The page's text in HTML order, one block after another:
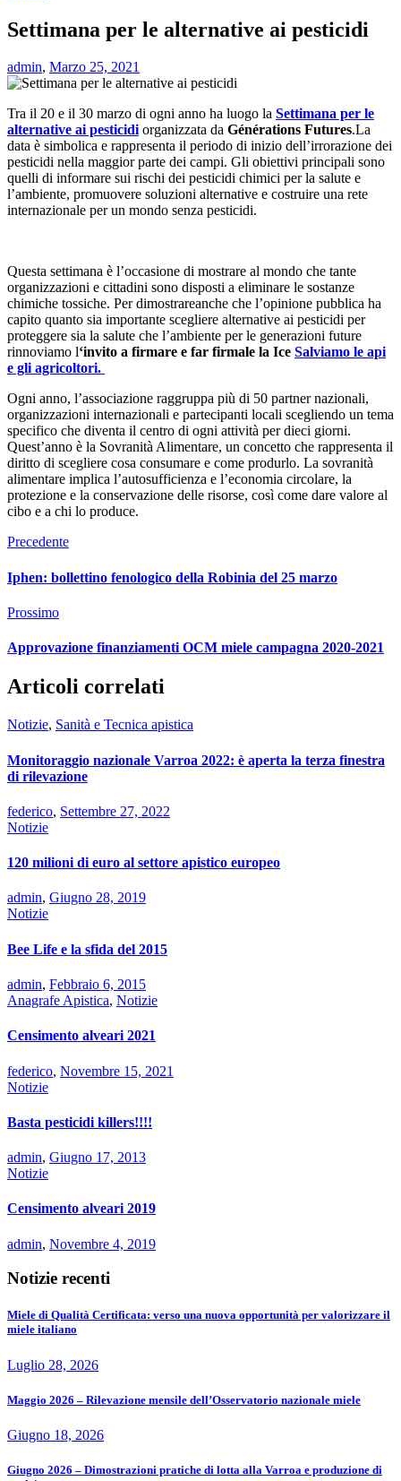
Settimana per le alternative ai pesticidi
admin, Marzo 25, 2021
Tra il 20 e il 30 marzo di ogni anno ha luogo la Settimana per le
alternative ai pesticidiorganizzata da Générations Futures.La
data è simbolica e rappresenta il periodo di inizio dell’irrorazione dei
pesticidi nella maggior parte dei campi. Gli obiettivi principali sono
quelli di informare sui rischi dei pesticidi chimici per la salute e
l’ambiente, promuovere soluzioni alternative e costruire una rete
internazionale per un mondo senza pesticidi.
Questa settimana è l’occasione di mostrare al mondo che tante
organizzazioni e cittadini sono disposti a eliminare le sostanze
chimiche tossiche. Per dimostrareanche che l’opinione pubblica ha
capito quanto sia importante scegliere alternative ai pesticidi per
proteggere sia la salute che l’ambiente per le generazioni future
rinnoviamo l‘invito a firmare e far firmale la Ice Salviamo le api
e gli agricoltori.
Ogni anno, l’associazione raggruppa più di 50 partner nazionali,
organizzazioni internazionali e partecipanti locali scegliendo un tema
specifico che diventa il centro di ogni attività per dieci giorni.
Quest’anno è la Sovranità Alimentare, un concetto che rappresenta il
diritto di scegliere cosa consumare e come produrlo. La sovranità
alimentare implica l’autosufficienza e l’economia circolare, la
protezione e la conservazione delle risorse, così come dare valore al
cibo e a chi lo produce.
Precedente
Iphen: bollettino fenologico della Robinia del 25 marzo
Prossimo
Approvazione finanziamenti OCM miele campagna 2020-2021
Articoli correlati
Notizie, Sanità e Tecnica apistica
Monitoraggio nazionale Varroa 2022: è aperta la terza finestra
di rilevazione
federico, Settembre 27, 2022
Notizie
120 milioni di euro al settore apistico europeo
admin, Giugno 28, 2019
Notizie
Bee Life e la sfida del 2015
admin, Febbraio 6, 2015
Anagrafe Apistica, Notizie
Censimento alveari 2021
federico, Novembre 15, 2021
Notizie
Basta pesticidi killers!!!!
admin, Giugno 17, 2013
Notizie
Censimento alveari 2019
admin, Novembre 4, 2019
Notizie recenti
Miele di Qualità Certificata: verso una nuova opportunità per valorizzare il
miele italiano
Luglio 28, 2026
Maggio 2026 – Rilevazione mensile dell’Osservatorio nazionale miele
Giugno 18, 2026
Giugno 2026 – Dimostrazioni pratiche di lotta alla Varroa e produzione di